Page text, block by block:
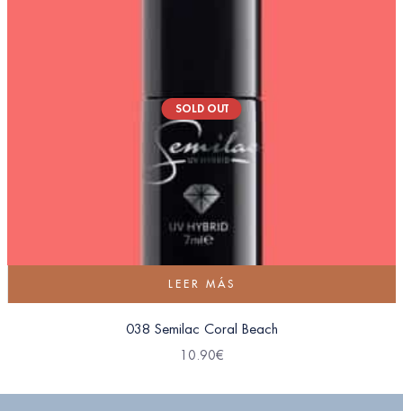
SOLD OUT
LEER MÁS
038 Semilac Coral Beach
10.90€